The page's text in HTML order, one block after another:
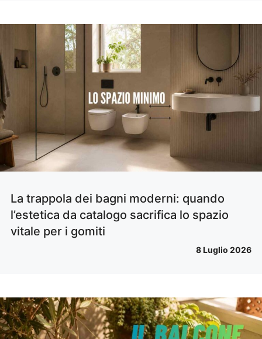
La trappola dei bagni moderni: quando
l’estetica da catalogo sacrifica lo spazio
vitale per i gomiti
8 Luglio 2026